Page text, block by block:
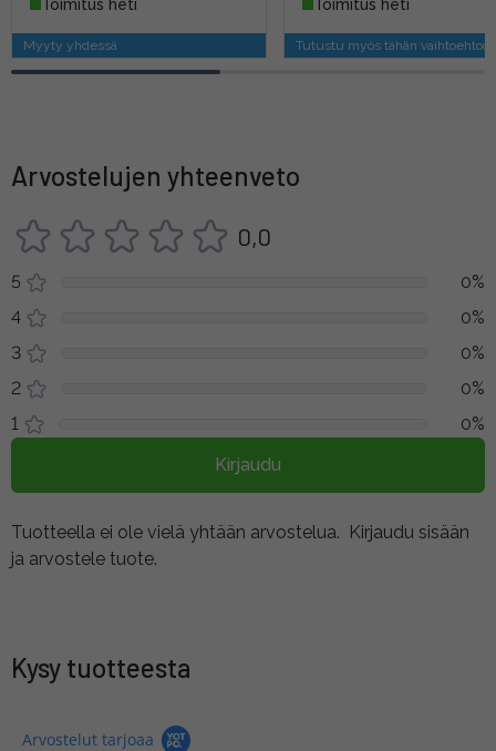
Toimitus heti
Myyty yhdessä
Toimitus heti
Tutustu myös tähän
Arvostelujen yhteenveto
0,0
5
0%
4
0%
3
0%
2
0%
1
0%
Kirjaudu
Tuotteella ei ole vielä yhtään arvostelua. Kirjaudu sisään
ja arvostele tuote.
Kysy tuotteesta
Arvostelut tarjoaa